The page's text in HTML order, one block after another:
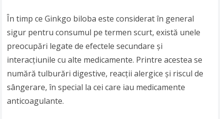
În timp ce Ginkgo biloba este considerat în general
sigur pentru consumul pe termen scurt, există unele
preocupări legate de efectele secundare și
interacțiunile cu alte medicamente. Printre acestea se
numără tulburări digestive, reacții alergice și riscul de
sângerare, în special la cei care iau medicamente
anticoagulante.